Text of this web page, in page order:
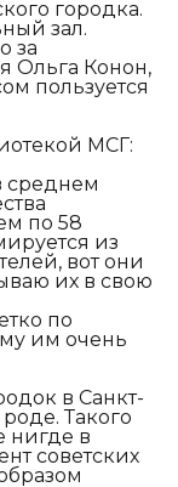
городка.
зал.
за
Ольга Конон,
пользуется
МСГ:
среднем
по 58
из
вот они
их в свою
по
им очень
в Санкт-
Такого
нигде в
советских